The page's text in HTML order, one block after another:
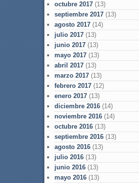
octubre 2017(13)
septiembre 2017(13)
agosto 2017(14)
julio 2017(13)
junio 2017(13)
mayo 2017(13)
abril 2017(13)
marzo 2017(13)
febrero 2017(12)
enero 2017(13)
diciembre 2016(14)
noviembre 2016(14)
octubre 2016(13)
septiembre 2016(13)
agosto 2016(13)
julio 2016(13)
junio 2016(13)
mayo 2016(13)